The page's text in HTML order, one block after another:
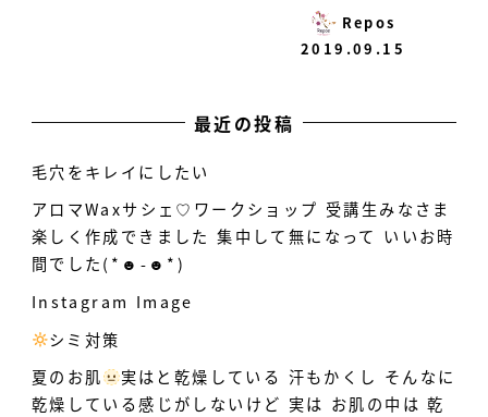
Repos
2019.09.15
最近の投稿
毛穴をキレイにしたい
アロマWaxサシェ♡ワークショップ 受講生みなさま
楽しく作成できました 集中して無になって いいお時
間でした(*☻-☻*)
Instagram Image
シミ対策
️ 夏のお肌 実はと乾燥している 汗もかくし そんなに
乾燥している感じがしないけど 実は お肌の中は 乾